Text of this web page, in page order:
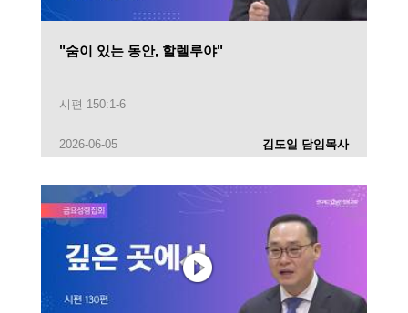
"숨이 있는 동안, 할렐루야"
시편 150:1-6
2026-06-05 김도일 담임목사